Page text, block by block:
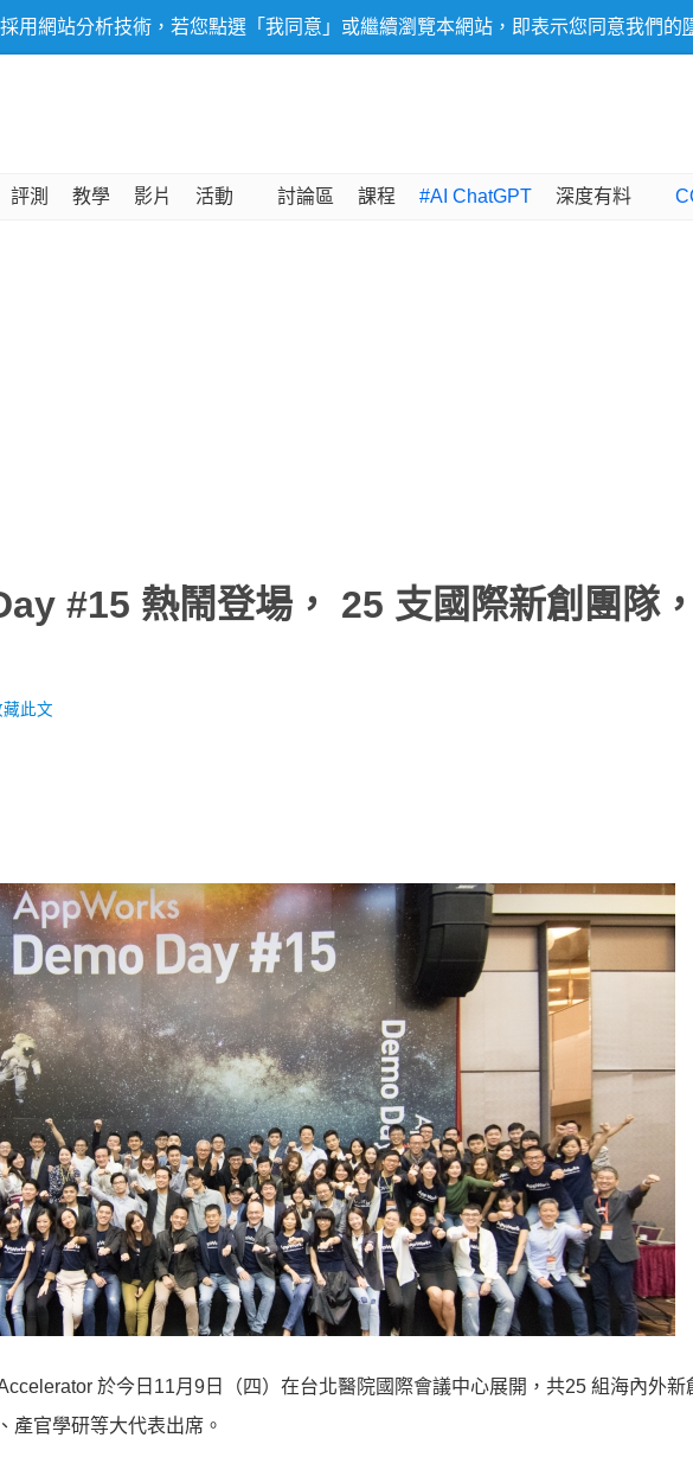
用網站分析技術，若您點選「我同意」或繼續瀏覽本網站，即表示您同意我們的
評測 教學 影片 活動 討論區 課程 #AI ChatGPT 深度有料
#15 熱鬧登場， 25 支國際新創團隊
藏此文
於今日11月9日（四）在台北醫院國際會議中心展開，共25 組海內外新
產官學研等大代表出席。